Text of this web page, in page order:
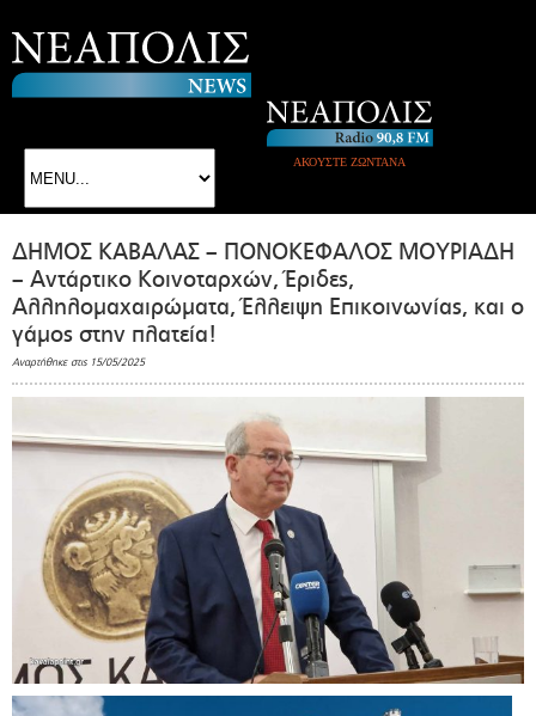
ΑΚΟΥΣΤΕ ΖΩΝΤΑΝΑ
ΔΗΜΟΣ ΚΑΒΑΛΑΣ – ΠΟΝΟΚΕΦΑΛΟΣ ΜΟΥΡΙΑΔΗ
– Αντάρτικο Κοινοταρχών, Έριδες,
Αλληλομαχαιρώματα, Έλλειψη Επικοινωνίας, και ο
γάμος στην πλατεία!
Αναρτήθηκε στις 15/05/2025